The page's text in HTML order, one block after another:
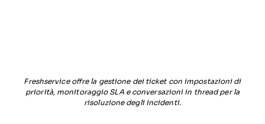
Freshservice offre la gestione dei ticket con impostazioni di
priorità, monitoraggio SLA e conversazioni in thread per la
risoluzione degli incidenti.